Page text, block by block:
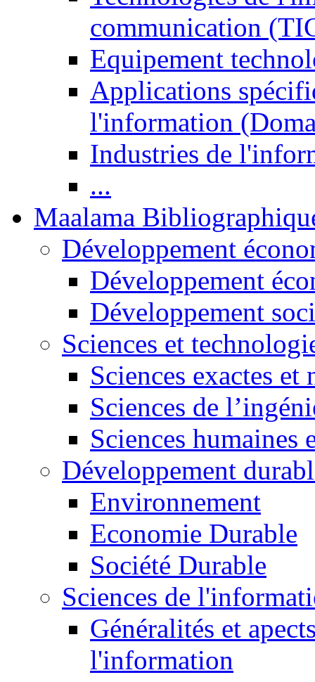
communication
Equipement
Applications
l'information
Industries de
...
Maalama
Développement
Développement
Développement
Sciences et
Sciences exactes et
Sciences de
Sciences humaines
Développement
Environnement
Economie Durable
Société Durable
Sciences de
Généralités et
l'information